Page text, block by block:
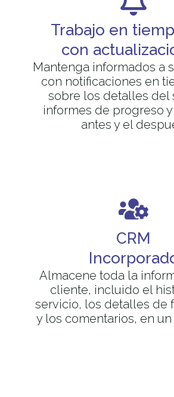
Trabajo en
con
Mantenga informados a
con notificaciones en
sobre los detalles del
informes de progreso
antes y el
CRM
Almacene toda la
cliente, incluido el
servicio, los detalles de
y los comentarios, en un